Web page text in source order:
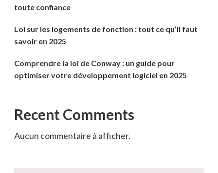
toute confiance
Loi sur les logements de fonction : tout ce qu’il faut
savoir en 2025
Comprendre la loi de Conway : un guide pour
optimiser votre développement logiciel en 2025
Recent Comments
Aucun commentaire à afficher.